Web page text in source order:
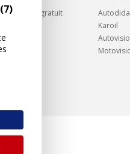
(7)
technique gratuit
Karoil